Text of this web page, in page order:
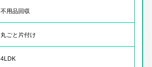
不用品回収
丸ごと片付け
4LDK